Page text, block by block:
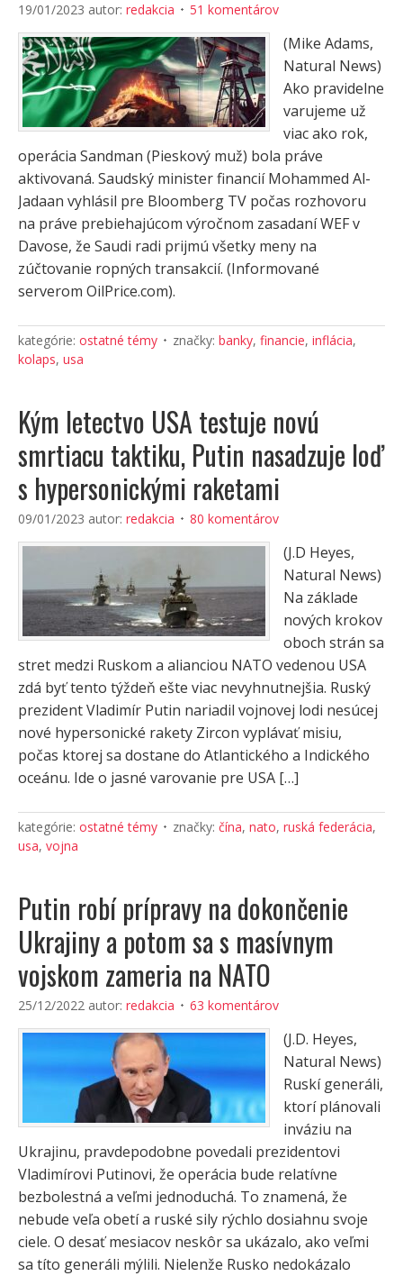
19/01/2023 autor: redakcia 51 komentárov
(Mike Adams,
Natural News)
Ako pravidelne
varujeme už
viac ako rok,
operácia Sandman (Pieskový muž) bola práve
aktivovaná. Saudský minister financií Mohammed Al-
Jadaan vyhlásil pre Bloomberg TV počas rozhovoru
na práve prebiehajúcom výročnom zasadaní WEF v
Davose, že Saudi radi prijmú všetky meny na
zúčtovanie ropných transakcií. (Informované
serverom OilPrice.com).
kategórie: ostatné témy značky: banky, financie, inflácia,
kolaps, usa
Kým letectvo USA testuje novú
smrtiacu taktiku, Putin nasadzuje loď
s hypersonickými raketami
09/01/2023 autor: redakcia 80 komentárov
(J.D Heyes,
Natural News)
Na základe
nových krokov
oboch strán sa
stret medzi Ruskom a alianciou NATO vedenou USA
zdá byť tento týždeň ešte viac nevyhnutnejšia. Ruský
prezident Vladimír Putin nariadil vojnovej lodi nesúcej
nové hypersonické rakety Zircon vyplávať misiu,
počas ktorej sa dostane do Atlantického a Indického
oceánu. Ide o jasné varovanie pre USA […]
kategórie: ostatné témy značky: čína, nato, ruská federácia,
usa, vojna
Putin robí prípravy na dokončenie
Ukrajiny a potom sa s masívnym
vojskom zameria na NATO
25/12/2022 autor: redakcia 63 komentárov
(J.D. Heyes,
Natural News)
Ruskí generáli,
ktorí plánovali
inváziu na
Ukrajinu, pravdepodobne povedali prezidentovi
Vladimírovi Putinovi, že operácia bude relatívne
bezbolestná a veľmi jednoduchá. To znamená, že
nebude veľa obetí a ruské sily rýchlo dosiahnu svoje
ciele. O desať mesiacov neskôr sa ukázalo, ako veľmi
sa títo generáli mýlili. Nielenže Rusko nedokázalo